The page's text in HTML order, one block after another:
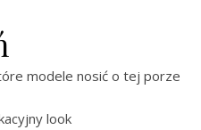
modele nosić o tej porze
look